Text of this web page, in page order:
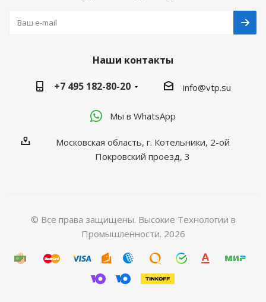
Наши контакты
+7 495 182-80-20
info@vtp.su
Мы в WhatsApp
Московская область, г. Котельники, 2-ой
Покровский проезд, 3
© Все права защищены. Высокие Технологии в
Промышленности. 2026